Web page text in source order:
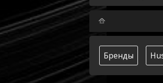
Бренды